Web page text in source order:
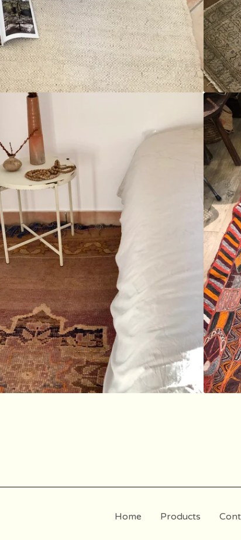
Home Products